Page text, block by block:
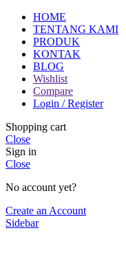
HOME
TENTANG KAMI
PRODUK
KONTAK
BLOG
Wishlist
Compare
Login / Register
Shopping cart
Close
Sign in
Close
No account yet?
Create an Account
Sidebar